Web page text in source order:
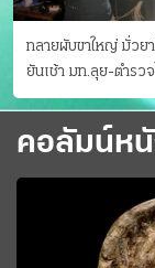
ทลายผับขาใหญ่ มั่วย
ยันเช้า มท.ลุย-ตำรว
คอลัมน์ห